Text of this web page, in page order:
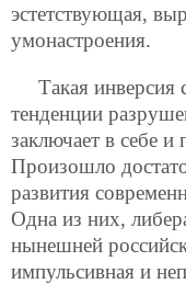
эстетствующая,
умонастроения.
Такая инверсия
тенденции
заключает в себе
Произошло
развития
Одна из них,
нынешней
импульсивная и